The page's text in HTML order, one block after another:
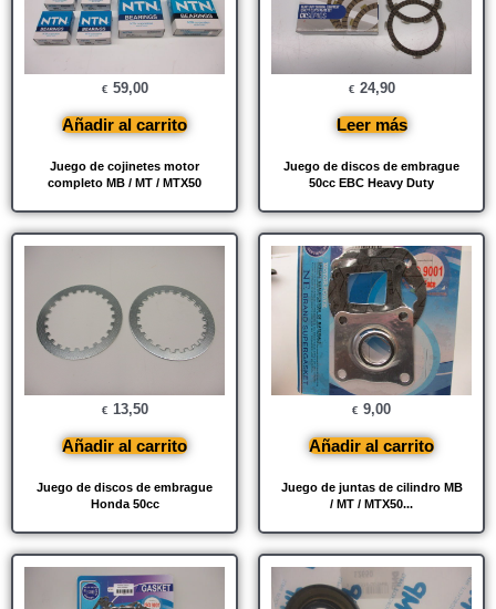
Juego de cojinetes motor
completo MB / MT / MTX50
€ 59,00
Añadir al carrito
Juego de discos de embrague
50cc EBC Heavy Duty
€ 24,90
Leer más
Juego de discos de embrague
Honda 50cc
€ 13,50
Añadir al carrito
Juego de juntas de cilindro MB
/ MT / MTX50...
€ 9,00
Añadir al carrito